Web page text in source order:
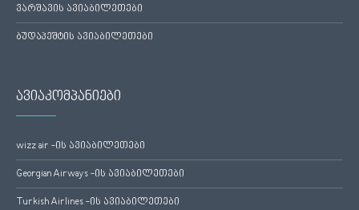
ვარშავის ავიაბილეთები
ბუდაპეშტის ავიაბილეთები
ავიაკომპანიები
wizz air -ის ავიაბილეთები
Georgian Airways -ის ავიაბილეთები
Turkish Airlines -ის ავიაბილეთები